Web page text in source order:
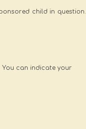
child in question.
can indicate your